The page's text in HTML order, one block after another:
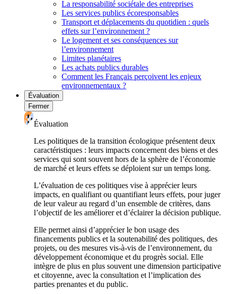
La responsabilité sociétale des entreprises
Les services publics écoresponsables
Transport et déplacements du quotidien : quels
effets sur l’environnement ?
Le logement et ses conséquences sur
l’environnement
Limites planétaires
Les achats publics durables
Comment les Français perçoivent les enjeux
environnementaux ?
Évaluation
Fermer
Évaluation
Les politiques de la transition écologique présentent deux
caractéristiques : leurs impacts concernent des biens et des
services qui sont souvent hors de la sphère de l’économie
de marché et leurs effets se déploient sur un temps long.
L’évaluation de ces politiques vise à apprécier leurs
impacts, en qualifiant ou quantifiant leurs effets, pour juger
de leur valeur au regard d’un ensemble de critères, dans
l’objectif de les améliorer et d’éclairer la décision publique.
Elle permet ainsi d’apprécier le bon usage des
financements publics et la soutenabilité des politiques, des
projets, ou des mesures vis-à-vis de l’environnement, du
développement économique et du progrès social. Elle
intègre de plus en plus souvent une dimension participative
et citoyenne, avec la consultation et l’implication des
parties prenantes et du public.